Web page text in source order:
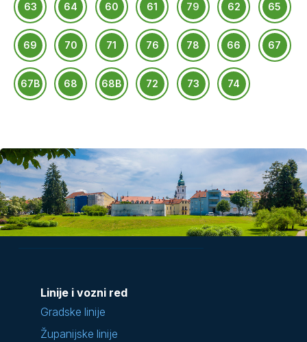
63 64 60 61 79 62 65
69 70 71 76 78 66 67
67B 68 68B 72 73 74
Linije i vozni red
Gradske linije
Županijske linije